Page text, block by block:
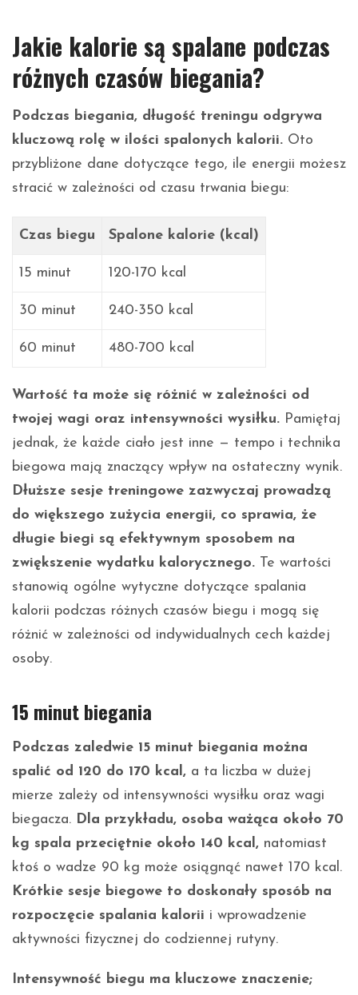
Jakie kalorie są spalane podczas
różnych czasów biegania?
Podczas biegania, długość treningu odgrywa
kluczową rolę w ilości spalonych kalorii. Oto
przybliżone dane dotyczące tego, ile energii możesz
stracić w zależności od czasu trwania biegu:
Czas biegu Spalone kalorie (kcal)
15 minut 120-170 kcal
30 minut 240-350 kcal
60 minut 480-700 kcal
Wartość ta może się różnić w zależności od
twojej wagi oraz intensywności wysiłku. Pamiętaj
jednak, że każde ciało jest inne — tempo i technika
biegowa mają znaczący wpływ na ostateczny wynik.
Dłuższe sesje treningowe zazwyczaj prowadzą
do większego zużycia energii, co sprawia, że
długie biegi są efektywnym sposobem na
zwiększenie wydatku kalorycznego. Te wartości
stanowią ogólne wytyczne dotyczące spalania
kalorii podczas różnych czasów biegu i mogą się
różnić w zależności od indywidualnych cech każdej
osoby.
15 minut biegania
Podczas zaledwie 15 minut biegania można
spalić od 120 do 170 kcal, a ta liczba w dużej
mierze zależy od intensywności wysiłku oraz wagi
biegacza. Dla przykładu, osoba ważąca około 70
kg spala przeciętnie około 140 kcal, natomiast
ktoś o wadze 90 kg może osiągnąć nawet 170 kcal.
Krótkie sesje biegowe to doskonały sposób na
rozpoczęcie spalania kalorii i wprowadzenie
aktywności fizycznej do codziennej rutyny.
Intensywność biegu ma kluczowe znaczenie;